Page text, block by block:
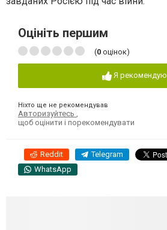
Оцініть першим
(0 оцінок)
Я рекомендую
Ніхто ще не рекомендував
Авторизуйтесь
щоб оцінити і порекомендувати
Reddit Telegram
WhatsApp